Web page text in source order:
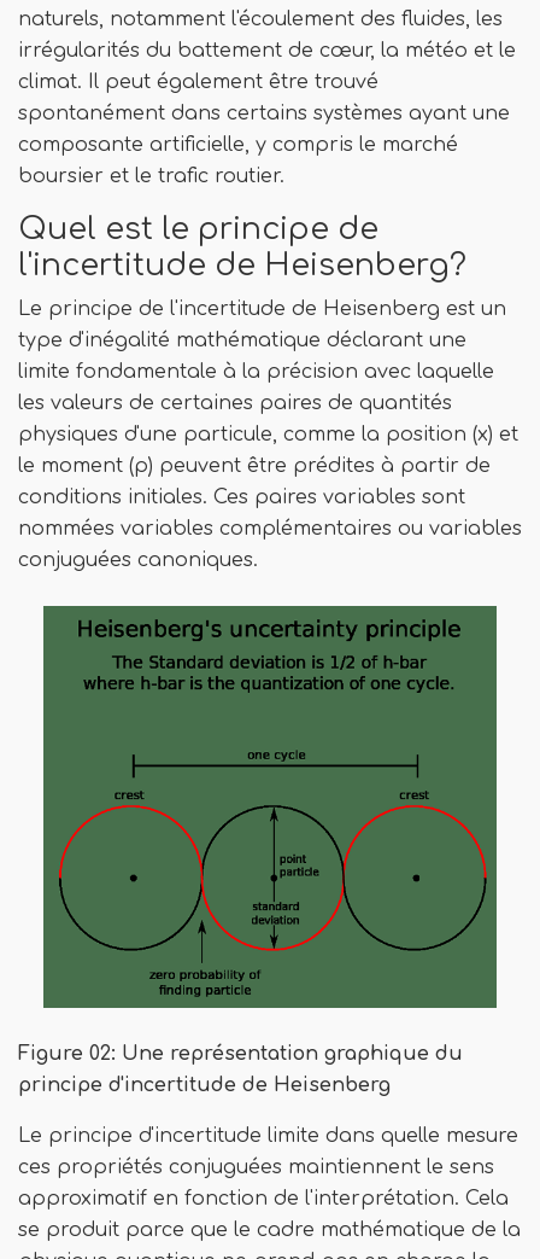
naturels, notamment l'écoulement des fluides, les
irrégularités du battement de cœur, la météo et le
climat. Il peut également être trouvé
spontanément dans certains systèmes ayant une
composante artificielle, y compris le marché
boursier et le trafic routier.
Quel est le principe de
l'incertitude de Heisenberg?
Le principe de l'incertitude de Heisenberg est un
type d'inégalité mathématique déclarant une
limite fondamentale à la précision avec laquelle
les valeurs de certaines paires de quantités
physiques d'une particule, comme la position (x) et
le moment (p) peuvent être prédites à partir de
conditions initiales. Ces paires variables sont
nommées variables complémentaires ou variables
conjuguées canoniques.
Figure 02: Une représentation graphique du
principe d'incertitude de Heisenberg
Le principe d'incertitude limite dans quelle mesure
ces propriétés conjuguées maintiennent le sens
approximatif en fonction de l'interprétation. Cela
se produit parce que le cadre mathématique de la